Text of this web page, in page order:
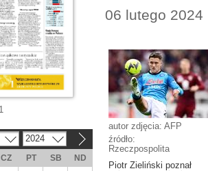
06 lutego 2024
autor zdjęcia: AFP
źródło:
Rzeczpospolita
Piotr Zieliński poznał
2024
CZ PT SB
ND